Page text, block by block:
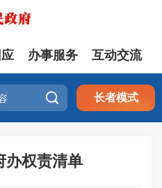
办事服务 互动交流
 长者模式
办权责清单